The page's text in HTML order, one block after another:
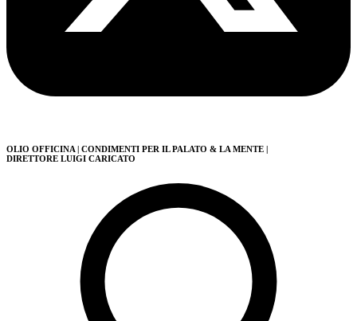
OLIO OFFICINA | CONDIMENTI PER IL PALATO & LA MENTE |
DIRETTORE LUIGI CARICATO